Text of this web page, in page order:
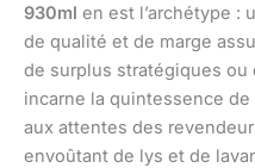
930ml en est l’archétype :
de qualité et de marge
de surplus stratégiques
incarne la quintessence de
aux attentes des
envoûtant de lys et de